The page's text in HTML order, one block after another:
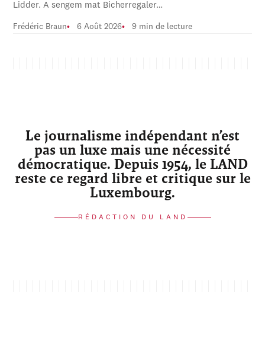
Lidder. A sengem mat Bicherregaler…
Frédéric Braun 6 Août 2026 9 min de lecture
Le journalisme indépendant n’est
pas un luxe mais une nécessité
démocratique. Depuis 1954, le LAND
reste ce regard libre et critique sur le
Luxembourg.
RÉDACTION DU LAND